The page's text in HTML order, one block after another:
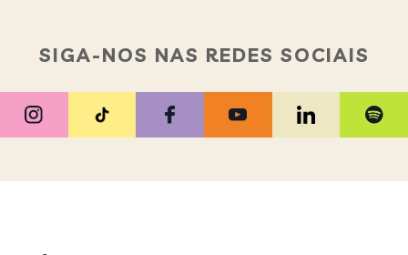
SIGA-NOS NAS REDES SOCIAIS